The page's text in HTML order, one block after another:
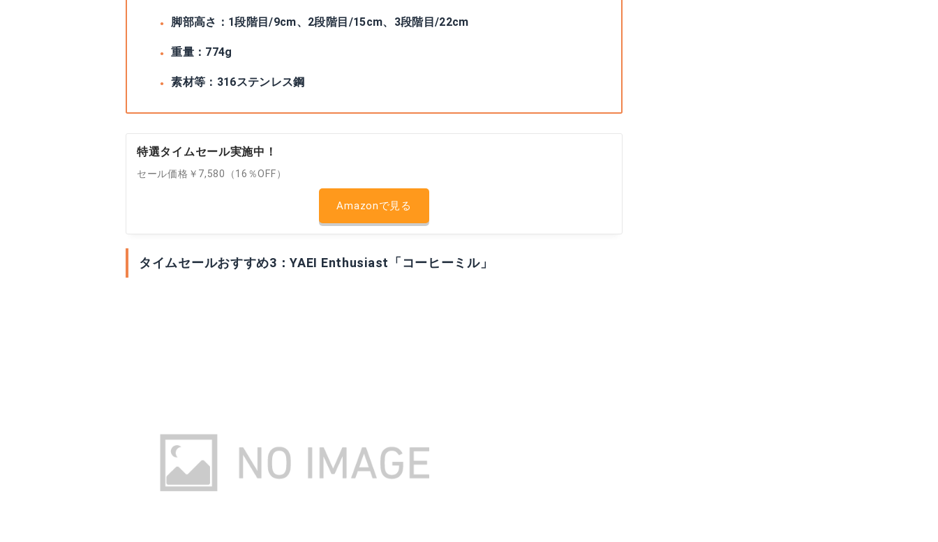
脚部高さ：1段階目/9cm、2段階目/15cm、3段階目/22cm
重量：774g
素材等：316ステンレス鋼
特選タイムセール実施中！
セール価格￥7,580（16％OFF）
Amazonで見る
タイムセールおすすめ3：YAEI Enthusiast「コーヒーミル」